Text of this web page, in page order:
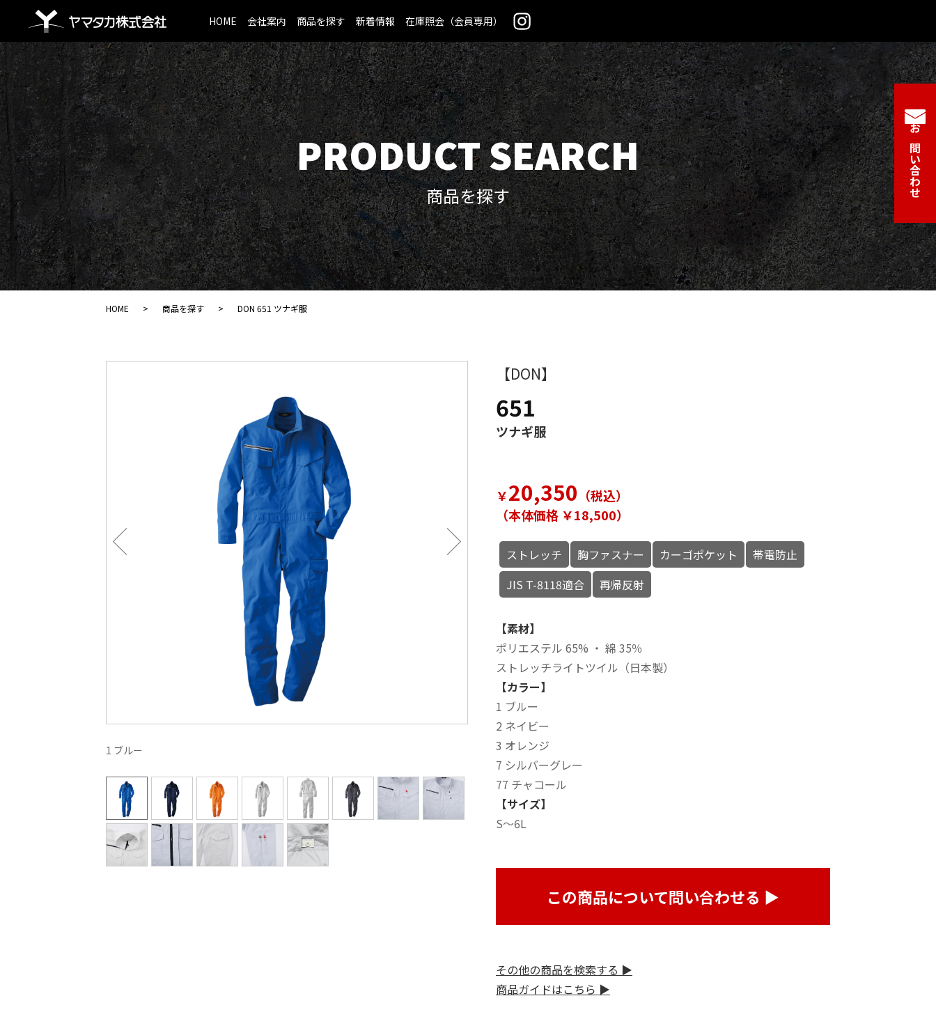
HOME 会社案内 商品を探す 新着情報 在庫照会（会員専用）
PRODUCT SEARCH
商品を探す
HOME 商品を探す DON 651 ツナギ服
1 ブルー
【DON】
651
ツナギ服
￥20,350 （税込）
（本体価格 ￥18,500）
ストレッチ 胸ファスナー カーゴポケット
帯電防止
JIS T-8118適合
再帰反射
【素材】
ポリエステル 65% ・ 綿 35％
ストレッチライトツイル（日本製）
【カラー】
1 ブルー
2 ネイビー
3 オレンジ
7 シルバーグレー
77 チャコール
【サイズ】
S～6L
この商品について問い合わせる ▶
その他の商品を検索する ▶
商品ガイドはこちら ▶
お問い合わせ